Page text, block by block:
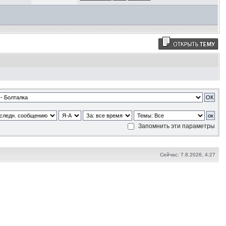
Запомнить эти параметры
Сейчас: 7.8.2026, 4:27